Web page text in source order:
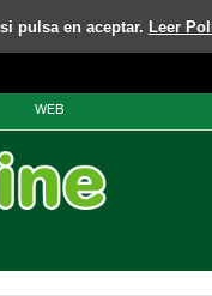
pulsa en aceptar. Leer
WEB